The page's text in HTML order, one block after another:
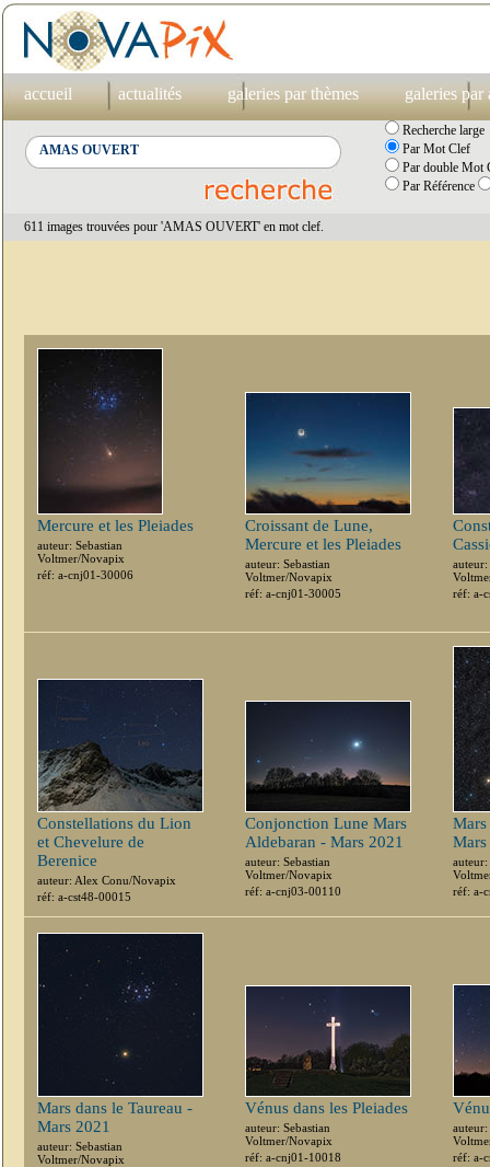
accueil actualités galeries par thèmes galeries par
Recherche large
Par Mot Clef
Par double Mot
Par Référence
611 images trouvées pour 'AMAS OUVERT' en mot clef.
Mercure et les Pleiades
auteur: Sebastian
Voltmer/Novapix
réf: a-cnj01-30006
Croissant de Lune,
Mercure et les Pleiades
auteur: Sebastian
Voltmer/Novapix
réf: a-cnj01-30005
auteur:
réf: a-
Constellations du Lion
et Chevelure de
Berenice
auteur: Alex Conu/Novapix
réf: a-cst48-00015
Conjonction Lune Mars
Aldebaran - Mars 2021
auteur: Sebastian
Voltmer/Novapix
réf: a-cnj03-00110
Mars
auteur:
réf: a-
Mars dans le Taureau -
Mars 2021
auteur: Sebastian
Voltmer/Novapix
Vénus dans les Pleiades
auteur: Sebastian
Voltmer/Novapix
réf: a-cnj01-10018
auteur:
réf: a-